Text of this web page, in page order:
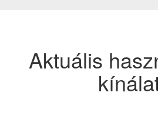
Aktuális